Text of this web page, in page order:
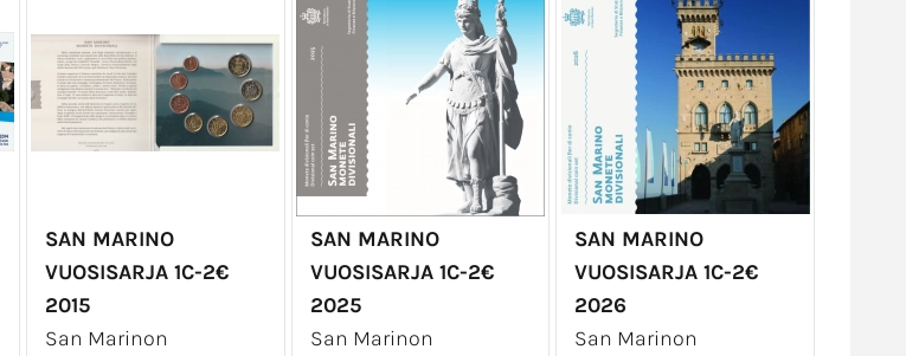
SAN MARINO
VUOSISARJA 1C-2€
2015
San Marinon
SAN MARINO
VUOSISARJA 1C-2€
2025
San Marinon
SAN MARINO
VUOSISARJA 1C-2€
2026
San Marinon